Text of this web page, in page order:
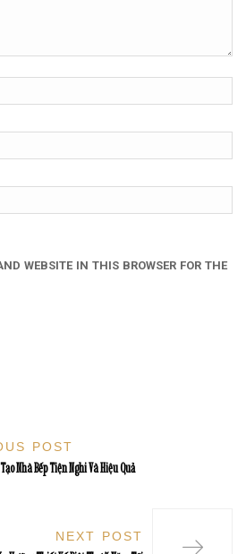
WEBSITE IN THIS BROWSER FOR THE
POST
Nhà Bếp Tiện Nghi Và Hiệu Quả
NEXT POST